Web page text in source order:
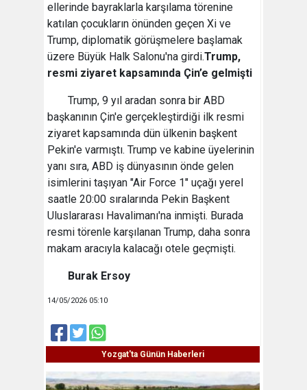
ellerinde bayraklarla karşılama törenine
katılan çocukların önünden geçen Xi ve
Trump, diplomatik görüşmelere başlamak
üzere Büyük Halk Salonu'na girdi.Trump,
resmi ziyaret kapsamında Çin’e gelmişti
Trump, 9 yıl aradan sonra bir ABD
başkanının Çin'e gerçekleştirdiği ilk resmi
ziyaret kapsamında dün ülkenin başkent
Pekin'e varmıştı. Trump ve kabine üyelerinin
yanı sıra, ABD iş dünyasının önde gelen
isimlerini taşıyan "Air Force 1" uçağı yerel
saatle 20:00 sıralarında Pekin Başkent
Uluslararası Havalimanı'na inmişti. Burada
resmi törenle karşılanan Trump, daha sonra
makam aracıyla kalacağı otele geçmişti.
Burak Ersoy
14/05/2026 05:10
Yozgat'ta Günün Haberleri